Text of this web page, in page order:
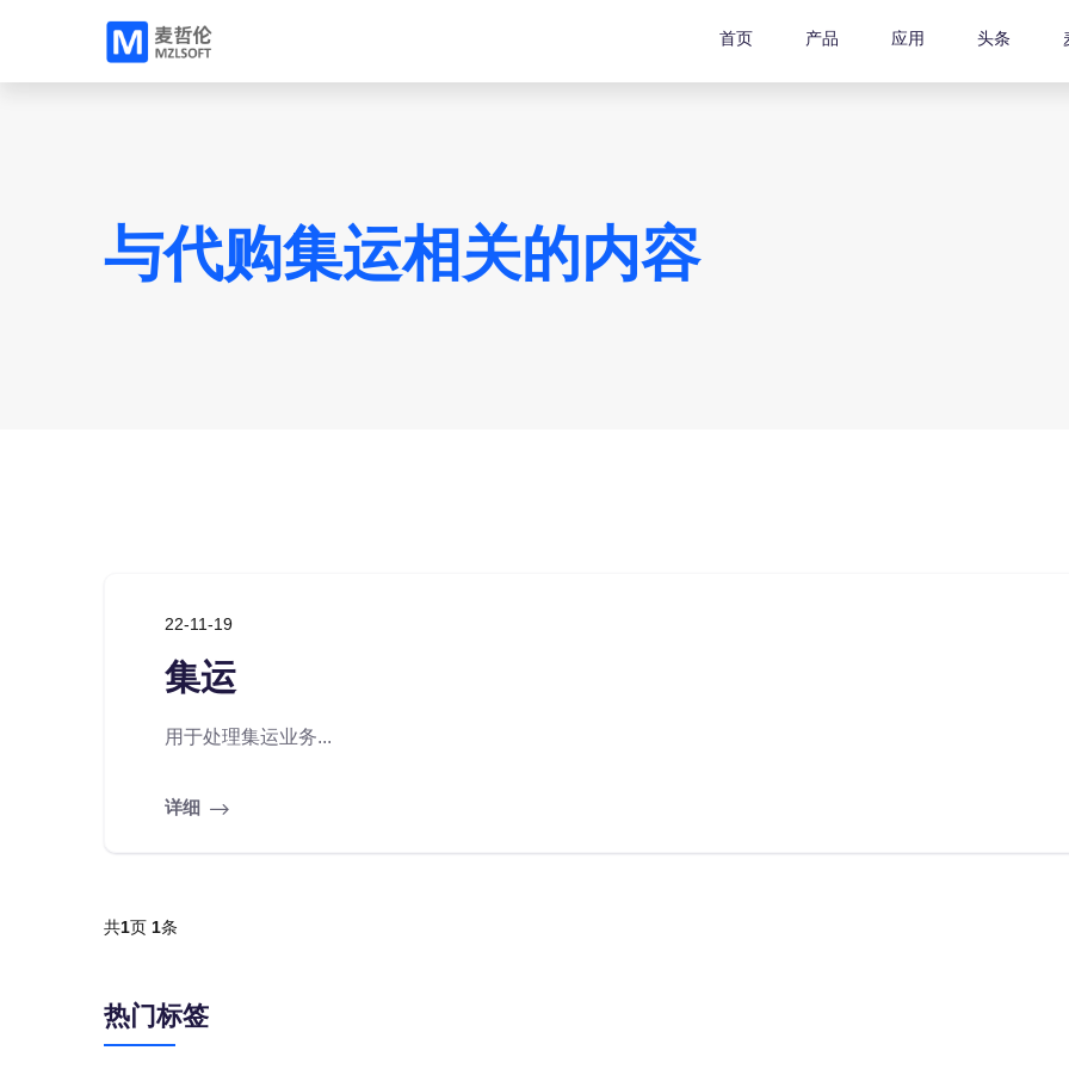
首页 产品 应用 头条
与代购集运相关的内容
22-11-19
集运
用于处理集运业务...
详细
共1页 1条
热门标签